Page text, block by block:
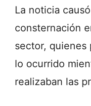
La noticia
consternación
sector, quienes
lo ocurrido
realizaban las